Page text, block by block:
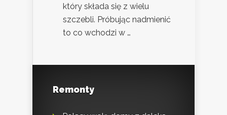
który składa się z wielu
szczebli. Próbując nadmienić
to co wchodzi w …
Remonty